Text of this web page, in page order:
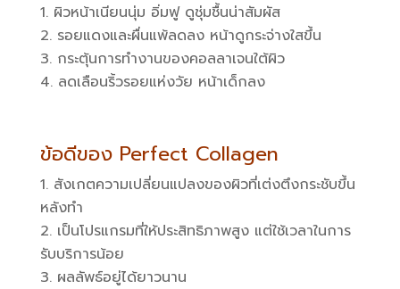
ผิวหน้าเนียนนุ่ม อิ่มฟู ดูชุ่มชื้นน่าสัมผัส
รอยแดงและผื่นแพ้ลดลง หน้าดูกระจ่างใสขึ้น
กระตุ้นการทำงานของคอลลาเจนใต้ผิว
ลดเลือนริ้วรอยแห่งวัย หน้าเด็กลง
ข้อดีของ Perfect Collagen
สังเกตความเปลี่ยนแปลงของผิวที่เต่งตึงกระชับขึ้น
หลังทำ
เป็นโปรแกรมที่ให้ประสิทธิภาพสูง แต่ใช้เวลาในการ
รับบริการน้อย
ผลลัพธ์อยู่ได้ยาวนาน